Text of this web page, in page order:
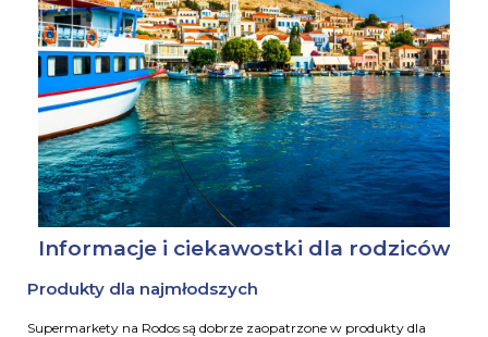
Informacje i ciekawostki dla rodziców
Produkty dla najmłodszych
Supermarkety na Rodos są dobrze zaopatrzone w produkty dla